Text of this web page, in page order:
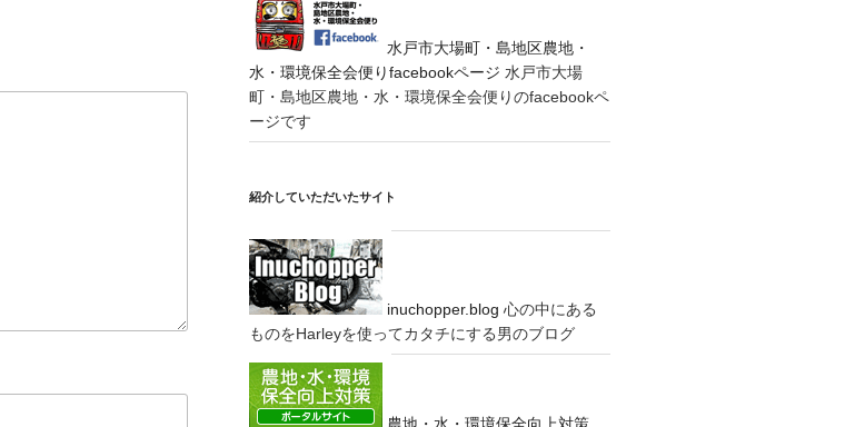
水戸市大場町・島地区農地・
水・環境保全会便りfacebookページ 水戸市大場
町・島地区農地・水・環境保全会便りのfacebookペ
ージです
紹介していただいたサイト
inuchopper.blog 心の中にある
ものをHarleyを使ってカタチにする男のブログ